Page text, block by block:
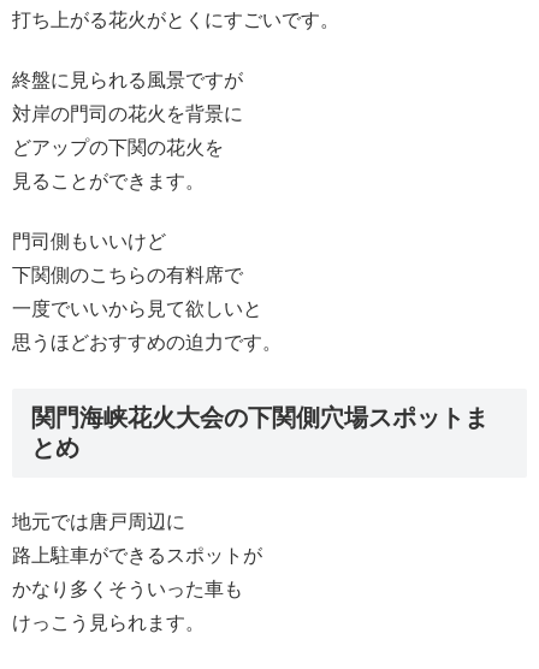
打ち上がる花火がとくにすごいです。
終盤に見られる風景ですが
対岸の門司の花火を背景に
どアップの下関の花火を
見ることができます。
門司側もいいけど
下関側のこちらの有料席で
一度でいいから見て欲しいと
思うほどおすすめの迫力です。
関門海峡花火大会の下関側穴場スポットま
とめ
地元では唐戸周辺に
路上駐車ができるスポットが
かなり多くそういった車も
けっこう見られます。